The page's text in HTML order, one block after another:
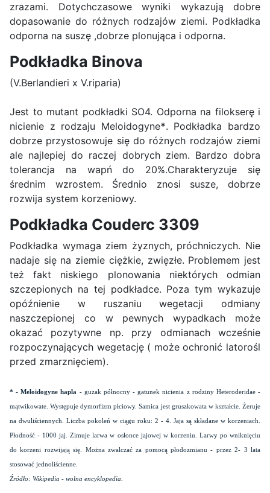
zrazami. Dotychczasowe wyniki wykazują dobre
dopasowanie do różnych rodzajów ziemi. Podkładka
odporna na suszę ,dobrze plonująca i odporna.
Podkładka Binova
(V.Berlandieri x V.riparia)
Jest to mutant podkładki SO4. Odporna na filokserę i
nicienie z rodzaju Meloidogyne*. Podkładka bardzo
dobrze przystosowuje się do różnych rodzajów ziemi
ale najlepiej do raczej dobrych ziem. Bardzo dobra
tolerancja na wapń do 20%.Charakteryzuje się
średnim wzrostem. Średnio znosi susze, dobrze
rozwija system korzeniowy.
Podkładka Couderc 3309
Podkładka wymaga ziem żyznych, próchniczych. Nie
nadaje się na ziemie ciężkie, zwięzłe. Problemem jest
też fakt niskiego plonowania niektórych odmian
szczepionych na tej podkładce. Poza tym wykazuje
opóźnienie w ruszaniu wegetacji odmiany
naszczepionej co w pewnych wypadkach może
okazać pozytywne np. przy odmianach wcześnie
rozpoczynających wegetację ( może ochronić latorośl
przed zmarznięciem).
* - Meloidogyne hapla - guzak północny - gatunek nicienia z rodziny Heteroderidae -
mątwikowate. Występuje dymorfizm płciowy. Samica jest gruszkowata w kształcie. Żeruje
na dwuliściennych. Liczba pokoleń w ciągu roku: 2 - 4. Jaja są składane w korzeniach.
Płodność - 1000 jaj. Zimuje larwa w osłonce jajowej w korzeniu. Larwy po wniknięciu
do korzeni rozwijają się. Można zwalczać za pomocą płodozmianu - przez 2- 3 lata
stosować jednoliścienne.
Źródło: Wikipedia - wolna encyklopedia.